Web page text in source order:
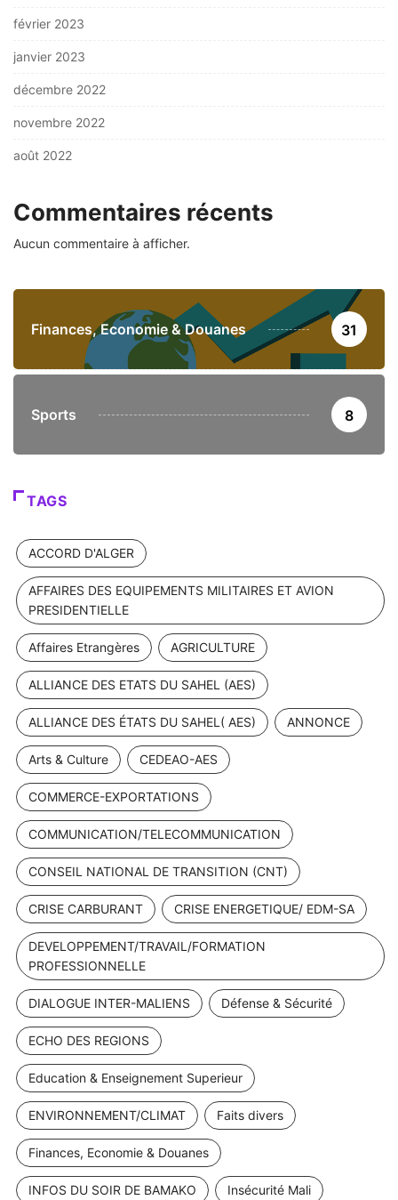
février 2023
janvier 2023
décembre 2022
novembre 2022
août 2022
Commentaires récents
Aucun commentaire à afficher.
Finances, Economie & Douanes 31
Sports 8
TAGS
ACCORD D'ALGER
AFFAIRES DES EQUIPEMENTS MILITAIRES ET AVION
PRESIDENTIELLE
Affaires Etrangères AGRICULTURE
ALLIANCE DES ETATS DU SAHEL (AES)
ALLIANCE DES ÉTATS DU SAHEL( AES) ANNONCE
Arts & Culture CEDEAO-AES
COMMERCE-EXPORTATIONS
COMMUNICATION/TELECOMMUNICATION
CONSEIL NATIONAL DE TRANSITION (CNT)
CRISE CARBURANT CRISE ENERGETIQUE/ EDM-SA
DEVELOPPEMENT/TRAVAIL/FORMATION
PROFESSIONNELLE
DIALOGUE INTER-MALIENS Défense & Sécurité
ECHO DES REGIONS
Education & Enseignement Superieur
ENVIRONNEMENT/CLIMAT Faits divers
Finances, Economie & Douanes
INFOS DU SOIR DE BAMAKO Insécurité Mali